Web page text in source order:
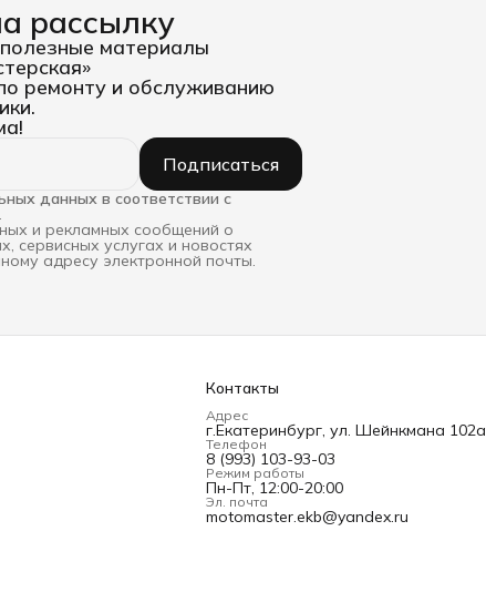
рассылку
материалы
ремонту и обслуживанию
Подписаться
данных в соответствии с
.
и рекламных сообщений о
сервисных услугах и новостях
адресу электронной почты.
Контакты
Адрес
г.Екатеринбург, ул. Шейнкмана 102а
Телефон
8 (993) 103-93-03
Режим работы
Пн-Пт, 12:00-20:00
Эл. почта
motomaster.ekb@yandex.ru